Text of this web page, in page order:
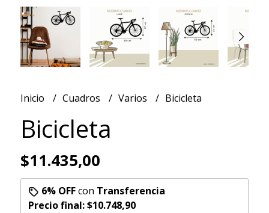
Inicio Cuadros Varios Bicicleta
Bicicleta
$11.435,00
6% OFFcon Transferencia
Precio final:$10.748,90